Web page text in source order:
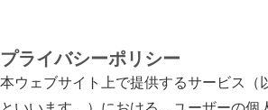
プライバシーポリシー
本ウェブサイト上で提供するサービス（